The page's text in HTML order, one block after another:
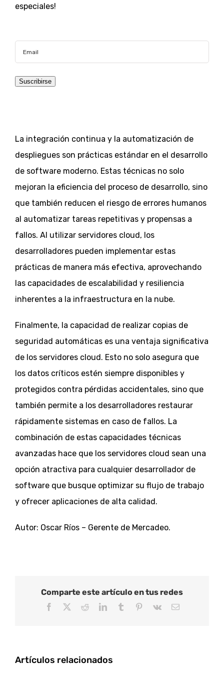
especiales!
Suscribirse
La integración continua y la automatización de
despliegues son prácticas estándar en el desarrollo
de software moderno. Estas técnicas no solo
mejoran la eficiencia del proceso de desarrollo, sino
que también reducen el riesgo de errores humanos
al automatizar tareas repetitivas y propensas a
fallos. Al utilizar servidores cloud, los
desarrolladores pueden implementar estas
prácticas de manera más efectiva, aprovechando
las capacidades de escalabilidad y resiliencia
inherentes a la infraestructura en la nube.
Finalmente, la capacidad de realizar copias de
seguridad automáticas es una ventaja significativa
de los servidores cloud. Esto no solo asegura que
los datos críticos estén siempre disponibles y
protegidos contra pérdidas accidentales, sino que
también permite a los desarrolladores restaurar
rápidamente sistemas en caso de fallos. La
combinación de estas capacidades técnicas
avanzadas hace que los servidores cloud sean una
opción atractiva para cualquier desarrollador de
software que busque optimizar su flujo de trabajo
y ofrecer aplicaciones de alta calidad.
Autor: Oscar Ríos – Gerente de Mercadeo.
Comparte este artículo en tus redes
Facebook RedditLinkedInTumblr Pinterest
Vk
Correo
Artículos relacionados